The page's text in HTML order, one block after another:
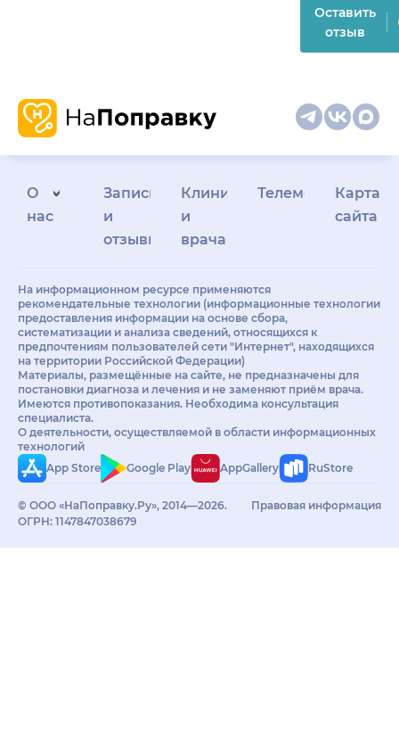
Оставить
отзыв
О
нас
Запись
и
отзывы
Клиникам
и
врачам
Телемедицина
Карта
сайта
На информационном ресурсе применяются
рекомендательные технологии (информационные технологии
предоставления информации на основе сбора,
систематизации и анализа сведений, относящихся к
предпочтениям пользователей сети "Интернет", находящихся
на территории Российской Федерации)
Материалы, размещённые на сайте, не предназначены для
постановки диагноза и лечения и не заменяют приём врача.
Имеются противопоказания. Необходима консультация
специалиста.
О деятельности, осуществляемой в области информационных
технологий
App Store
Google Play AppGallery RuStore
© ООО «НаПоправку.Ру», 2014—2026.
ОГРН: 1147847038679
Правовая информация